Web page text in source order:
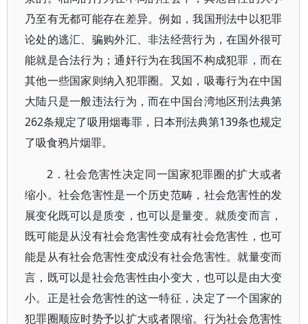
乃至有无都可能存在差异。例如，我国刑法中以犯罪
论处的逃汇、骗购外汇、非法经营行为，在国外很可
能就是合法行为；通奸行为在我国不构成犯罪，而在
其他一些国家则纳入犯罪圈。又如，吸毒行为在中国
大陆只是一般违法行为，而在中国台湾地区刑法典第
262条规定了吸用烟毒罪，日本刑法典第139条也规定
了吸食鸦片烟罪。
2．社会危害性决定同一国家犯罪圈的扩大或者
缩小。社会危害性是一个历史范畴，社会危害性的发
展变化既可以是质变，也可以是量变。就质变而言，
既可能是从没有社会危害性变成有社会危害性，也可
能是从有社会危害性变成没有社会危害性。就量变而
言，既可以是社会危害性由小变大，也可以是由大变
小。正是社会危害性的这一特征，决定了一个国家的
犯罪圈顺应时势予以扩大或者限缩。行为社会危害性